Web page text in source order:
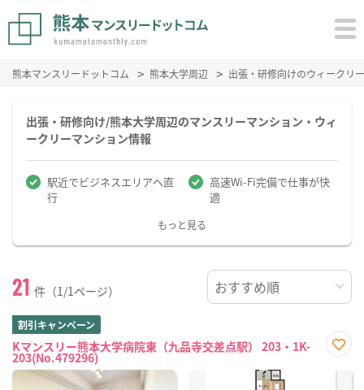
熊本マンスリードットコム 熊本大学周辺 出張・研修向けのウィークリ
出張・研修向け/熊本大学周辺のマンスリーマンション・ウィ
ークリーマンション情報
駅近でビジネスエリアへ直
行
高速Wi-Fi完備で仕事が快
適
もっと見る
21 件（1/1ページ）
割引キャンペーン
Kマンスリー熊本大学病院東（九品寺交差点駅） 203・1K-
203(No.479296)
に入